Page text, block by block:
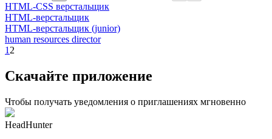
HTML-CSS верстальщик
HTML-верстальщик
HTML-верстальщик (junior)
human resources director
1 2
Скачайте приложение
Чтобы получать уведомления о приглашениях мгновенно
HeadHunter